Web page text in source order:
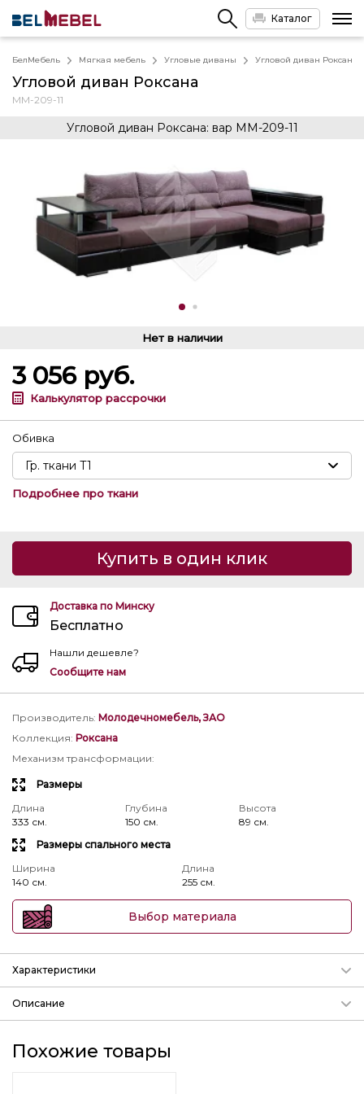
Каталог
БелМебель Мягкая мебель Угловые диваны Угловой диван Роксана
Угловой диван Роксана
ММ-209-11
Угловой диван Роксана: вар MM-209-11
Нет в наличии
3 056 руб.
Калькулятор рассрочки
Обивка
Подробнее про ткани
Купить в один клик
Доставка по Минску
Бесплатно
Нашли дешевле?
Сообщите нам
Производитель: Молодечномебель, ЗАО
Коллекция: Роксана
Механизм трансформации:
Размеры
Длина
333 см.
Глубина
150 см.
Высота
89 см.
Размеры спального места
Ширина
140 см.
Длина
255 см.
Выбор материала
Характеристики
Подробнее о механизмах
Длина Глубина
Описание
дгв :3330-1450-930мм,спальное место шд:
Похожие товары